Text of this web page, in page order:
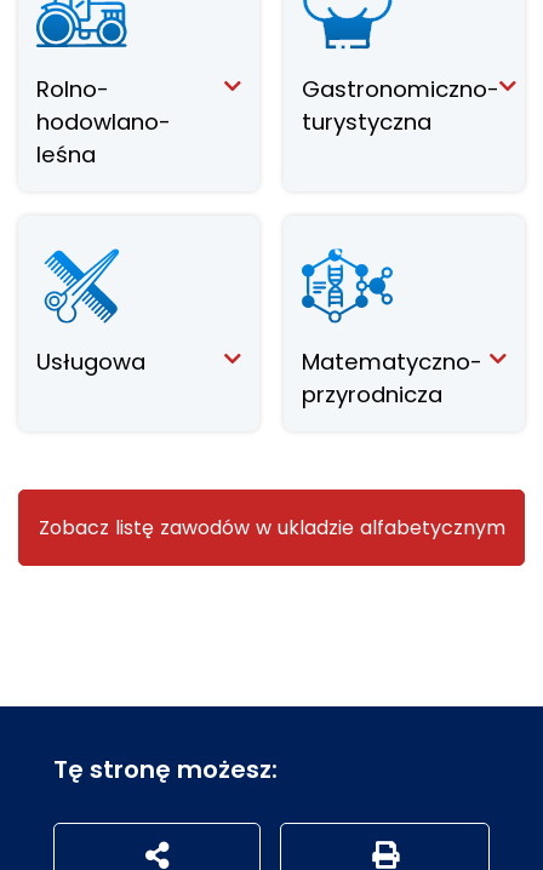
Rolno-
hodowlano-
leśna
Gastronomiczno-
turystyczna
Usługowa
Matematyczno-
przyrodnicza
Zobacz listę zawodów w ukladzie alfabetycznym
Tę stronę możesz:
udostępnij na social mediachGeneruj wersję